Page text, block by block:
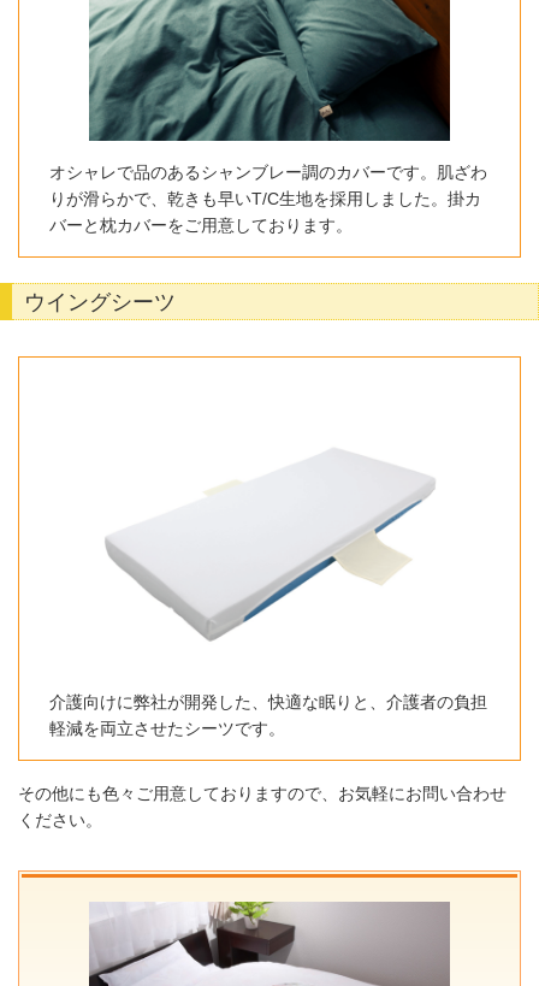
オシャレで品のあるシャンブレー調のカバーです。肌ざわ
りが滑らかで、乾きも早いT/C生地を採用しました。掛カ
バーと枕カバーをご用意しております。
ウイングシーツ
介護向けに弊社が開発した、快適な眠りと、介護者の負担
軽減を両立させたシーツです。
その他にも色々ご用意しておりますので、お気軽にお問い合わせ
ください。